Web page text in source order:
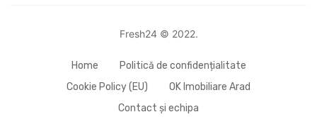
Fresh24 © 2022.
Home
Politică de confidențialitate
Cookie Policy (EU)
OK Imobiliare Arad
Contact și echipa